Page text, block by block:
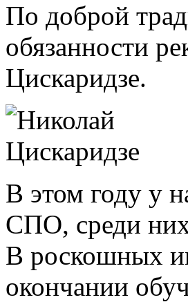
По доброй
обязанности
Цискаридзе.
В этом году у
СПО, среди
В роскошных
окончании